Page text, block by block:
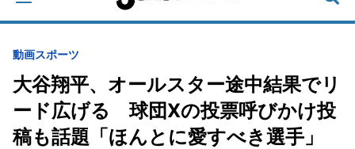
動画スポーツ
大谷翔平、オールスター途中結果でリ
ード広げる 球団Xの投票呼びかけ投
稿も話題「ほんとに愛すべき選手」